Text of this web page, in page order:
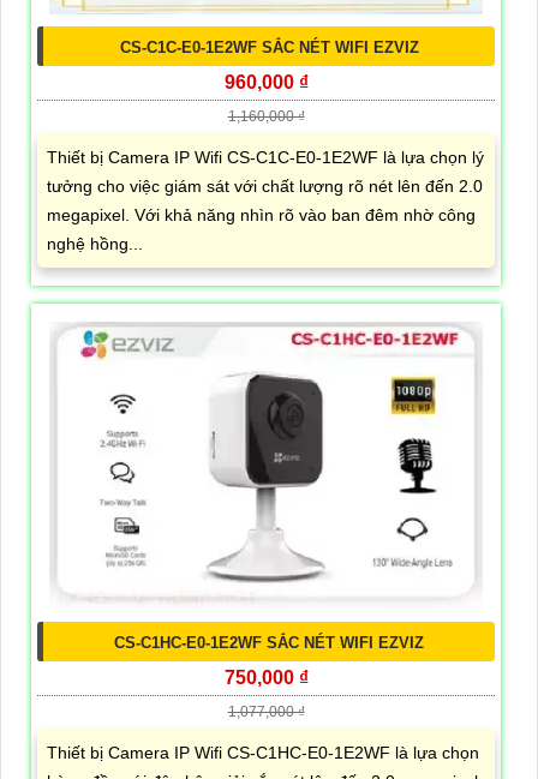
CS-C1C-E0-1E2WF SẮC NÉT WIFI EZVIZ
960,000 ₫
1,160,000 ₫
Thiết bị Camera IP Wifi CS-C1C-E0-1E2WF là lựa chọn lý
tưởng cho việc giám sát với chất lượng rõ nét lên đến 2.0
megapixel. Với khả năng nhìn rõ vào ban đêm nhờ công
nghệ hồng...
CS-C1HC-E0-1E2WF SẮC NÉT WIFI EZVIZ
750,000 ₫
1,077,000 ₫
Thiết bị Camera IP Wifi CS-C1HC-E0-1E2WF là lựa chọn